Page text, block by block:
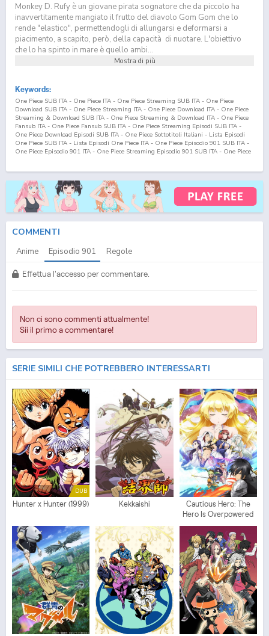
Monkey D. Rufy è un giovane pirata sognatore che da piccolo ha
inavvertitamente mangiato il frutto del diavolo Gom Gom che lo
rende "elastico", permettendogli di allungarsi e deformarsi a
piacimento, a scapito, però, della capacità di nuotare. L'obiettivo
che lo ha spinto in mare è quello ambi...
Mostra di più
Keywords:
One Piece SUB ITA - One Piece ITA - One Piece Streaming SUB ITA - One Piece
Download SUB ITA - One Piece Streaming ITA - One Piece Download ITA - One Piece
Streaming & Download SUB ITA - One Piece Streaming & Download ITA - One Piece
Fansub ITA - One Piece Fansub SUB ITA - One Piece Streaming Episodi SUB ITA -
One Piece Download Episodi SUB ITA - One Piece Sottotitoli Italiani - Lista Episodi
One Piece SUB ITA - Lista Episodi One Piece ITA - One Piece Episodio 901 SUB ITA -
One Piece Episodio 901 ITA - One Piece Streaming Episodio 901 SUB ITA - One Piece
COMMENTI
Anime Episodio 901 Regole
Effettua l'accesso per commentare.
Non ci sono commenti attualmente!
Sii il primo a commentare!
SERIE SIMILI CHE POTREBBERO INTERESSARTI
DUB
Hunter x Hunter (1999) Kekkaishi
Cautious Hero: The
Hero Is Overpowered
but Overly Cautious